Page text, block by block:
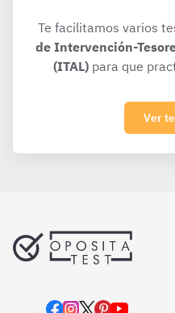
Te facilitamos varios
de Intervención-
(ITAL)para que
Ver